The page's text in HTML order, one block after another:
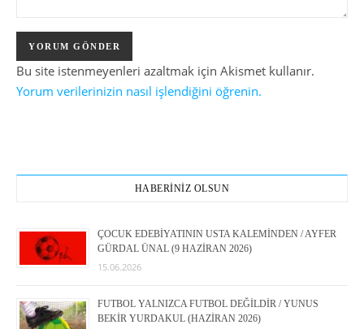
Bu site istenmeyenleri azaltmak için Akismet kullanır.
Yorum verilerinizin nasıl işlendiğini öğrenin.
HABERİNİZ OLSUN
ÇOCUK EDEBİYATININ USTA KALEMİNDEN / AYFER
GÜRDAL ÜNAL (9 HAZİRAN 2026)
15.06.2026
FUTBOL YALNIZCA FUTBOL DEĞİLDİR / YUNUS
BEKİR YURDAKUL (HAZİRAN 2026)